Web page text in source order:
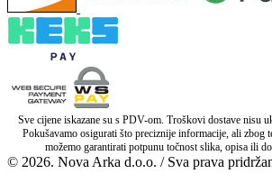
Sve cijene iskazane su s PDV-om. Troškovi dostave nisu
Pokušavamo osigurati što preciznije informacije, ali zbog
možemo garantirati potpunu točnost slika, opisa ili
© 2026. Nova Arka d.o.o. / Sva prava